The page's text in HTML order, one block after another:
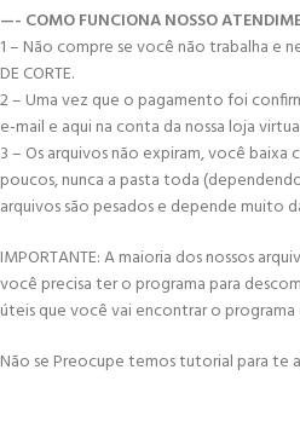
—- COMO FUNCIONA NOSSO
1 – Não compre se você não trabalha e
DE CORTE.
2 – Uma vez que o pagamento foi
e-mail e aqui na conta da nossa loja
3 – Os arquivos não expiram, você
poucos, nunca a pasta toda
arquivos são pesados e depende muito
IMPORTANTE: A maioria dos nossos
você precisa ter o programa para
úteis que você vai encontrar o programa
Não se Preocupe temos tutorial para te